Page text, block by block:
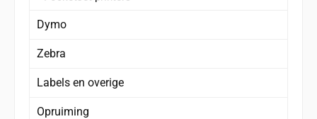
Dymo
Zebra
Labels en overige
Opruiming